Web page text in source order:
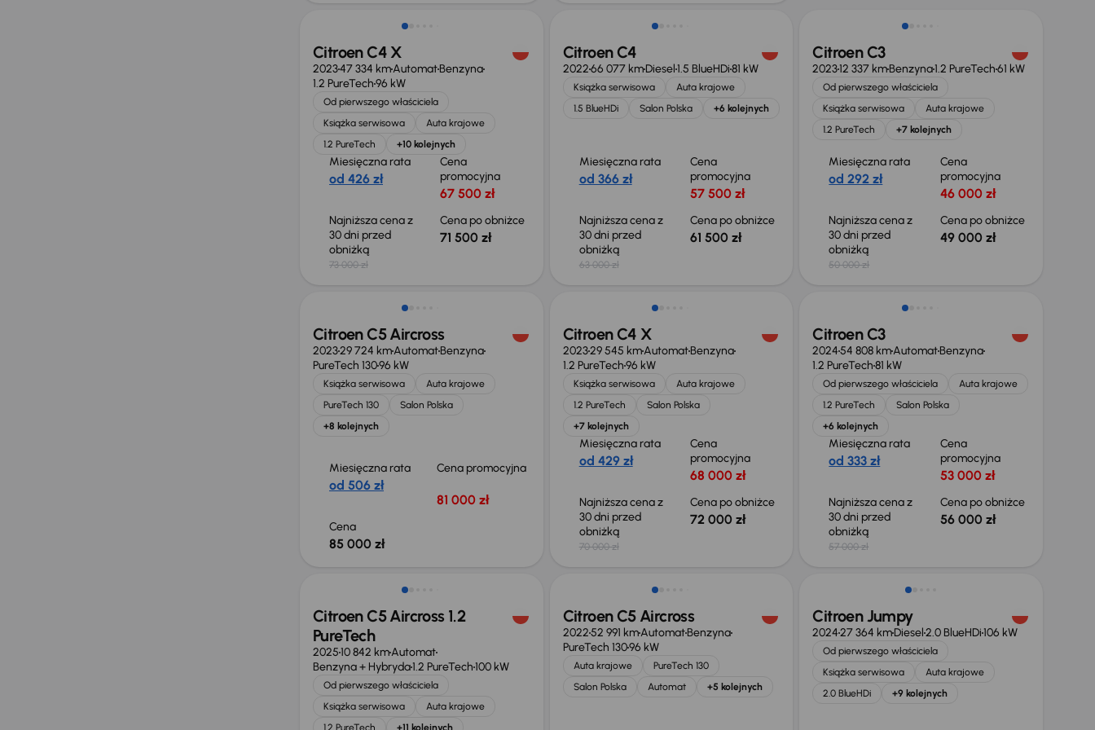
Citroen C4 X
202347 334 kmAutomatBenzyna
1.2 PureTech96 kW
Od pierwszego właściciela
Książka serwisowa
Auta krajowe
1.2 PureTech
+10 kolejnych
Miesięczna rata
od 426 zł
Cena
promocyjna
67 500 zł
Najniższa cena z
30 dni przed
obniżką
73 000 zł
Cena po obniżce
71 500 zł
Citroen C4
202266 077 kmDiesel1.5 BlueHDi81 kW
Książka serwisowa
Auta krajowe
1.5 BlueHDi
Salon Polska +6 kolejnych
Miesięczna rata
od 366 zł
Cena
promocyjna
57 500 zł
Najniższa cena z
30 dni przed
obniżką
63 000 zł
Cena po obniżce
61 500 zł
Citroen C3
202312 337 kmBenzyna1.2 PureTech61 kW
Od pierwszego właściciela
Książka serwisowa
Auta krajowe
1.2 PureTech
+7 kolejnych
Miesięczna rata
od 292 zł
Cena
promocyjna
46 000 zł
Najniższa cena z
30 dni przed
obniżką
50 000 zł
Cena po obniżce
49 000 zł
Citroen C5 Aircross
202329 724 kmAutomatBenzyna
PureTech 13096 kW
Książka serwisowa
Auta krajowe
PureTech 130
Salon Polska
+8 kolejnych
Miesięczna rata
od 506 zł
Cena promocyjna
81 000 zł
Cena
85 000 zł
Citroen C4 X
202329 545 kmAutomatBenzyna
1.2 PureTech96 kW
Książka serwisowa
Auta krajowe
1.2 PureTech
Salon Polska
+7 kolejnych
Miesięczna rata
od 429 zł
Cena
promocyjna
68 000 zł
Najniższa cena z
30 dni przed
obniżką
70 000 zł
Cena po obniżce
72 000 zł
Taniej o 1 000 zł
Citroen C3
202454 808 kmAutomatBenzyna
1.2 PureTech81 kW
Od pierwszego właściciela
Auta krajowe
1.2 PureTech
Salon Polska
+6 kolejnych
Miesięczna rata
od 333 zł
Cena
promocyjna
53 000 zł
Najniższa cena z
30 dni przed
obniżką
57 000 zł
Cena po obniżce
56 000 zł
Od nowego taniej o 45 999 zł
Citroen C5 Aircross 1.2
PureTech
202510 842 kmAutomat
Benzyna + Hybryda1.2 PureTech100 kW
Od pierwszego właściciela
Książka serwisowa
Auta krajowe
1.2 PureTech
+11 kolejnych
Citroen C5 Aircross
202252 991 kmAutomatBenzyna
PureTech 13096 kW
Auta krajowe
PureTech 130
Salon Polska
Automat +5 kolejnych
Możliwość odliczenia VAT
Citroen Jumpy
202427 364 kmDiesel2.0 BlueHDi106 kW
Od pierwszego właściciela
Książka serwisowa
Auta krajowe
2.0 BlueHDi
+9 kolejnych